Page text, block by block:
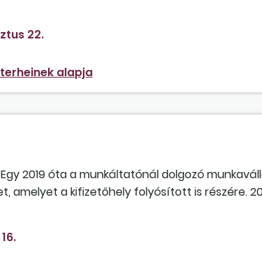
22.
alapja
2019 óta a munkáltatónál dolgozó
amelyet a kifizetőhely folyósított is részére.
folytat (egy másik társaságban
a másik társaságban nem igényli
a GYED-et, amelynek alapja a